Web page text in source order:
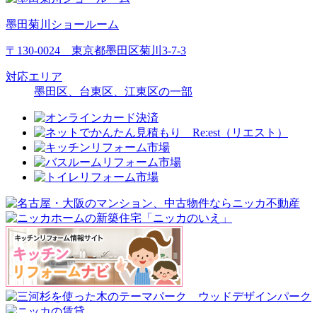
墨田菊川ショールーム
〒130-0024 東京都墨田区菊川3-7-3
対応エリア
墨田区、台東区、江東区の一部